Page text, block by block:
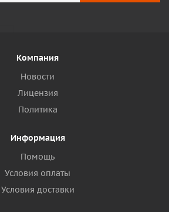
Компания
Новости
Лицензия
Политика
Информация
Помощь
Условия оплаты
Условия доставки